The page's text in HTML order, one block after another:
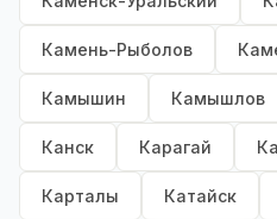
Камень-Рыболов
Камышин Камышлов
Канск Карагай
Карталы Катайск